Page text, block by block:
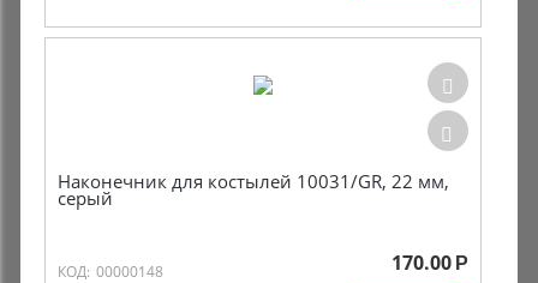
Наконечник для костылей 10031/GR, 22 мм,
серый
КОД: 00000148 170.00 Р